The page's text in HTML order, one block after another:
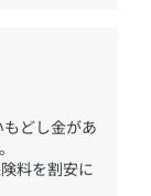
どし金があ
料を割安に